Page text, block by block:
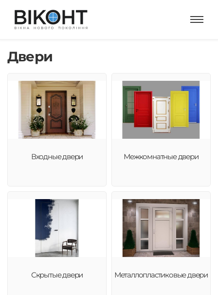
Двери
Входные двери Межкомнатные двери
Скрытые двери Металлопластиковые двери